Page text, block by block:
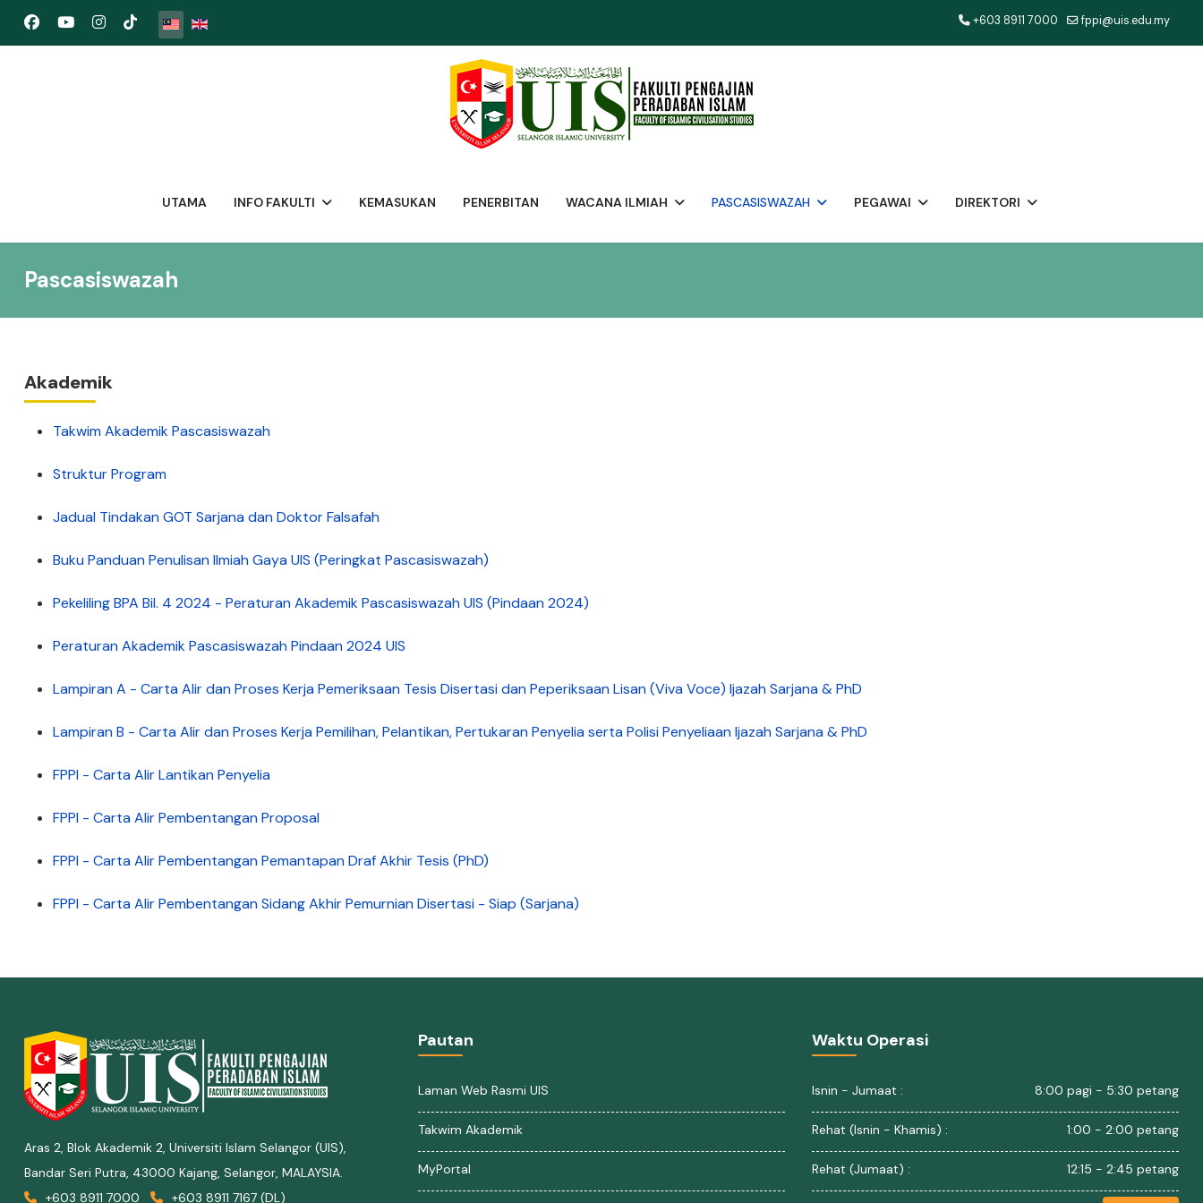
Pilih bahasa anda +603 8911 7000 fppi@uis.edu.my
UTAMA INFO FAKULTI KEMASUKAN PENERBITAN WACANA ILMIAH PASCASISWAZAH PEGAWAI DIREKTORI
Pascasiswazah
Akademik
Takwim Akademik Pascasiswazah
Struktur Program
Jadual Tindakan GOT Sarjana dan Doktor Falsafah
Buku Panduan Penulisan Ilmiah Gaya UIS (Peringkat Pascasiswazah)
Pekeliling BPA Bil. 4 2024 - Peraturan Akademik Pascasiswazah UIS (Pindaan 2024)
Peraturan Akademik Pascasiswazah Pindaan 2024 UIS
Lampiran A - Carta Alir dan Proses Kerja Pemeriksaan Tesis Disertasi dan Peperiksaan Lisan (Viva Voce) Ijazah Sarjana & PhD
Lampiran B - Carta Alir dan Proses Kerja Pemilihan, Pelantikan, Pertukaran Penyelia serta Polisi Penyeliaan Ijazah Sarjana & PhD
FPPI - Carta Alir Lantikan Penyelia
FPPI - Carta Alir Pembentangan Proposal
FPPI - Carta Alir Pembentangan Pemantapan Draf Akhir Tesis (PhD)
FPPI - Carta Alir Pembentangan Sidang Akhir Pemurnian Disertasi - Siap (Sarjana)
Aras 2, Blok Akademik 2, Universiti Islam Selangor (UIS),
Bandar Seri Putra, 43000 Kajang, Selangor, MALAYSIA.
+603 8911 7000
+603 8911 7167 (DL)
Pautan
Laman Web Rasmi UIS
Takwim Akademik
MyPortal
Waktu Operasi
Isnin - Jumaat : 8:00 pagi - 5:30 petang
Rehat (Isnin - Khamis) : 1:00 - 2:00 petang
Rehat (Jumaat) : 12:15 - 2:45 petang